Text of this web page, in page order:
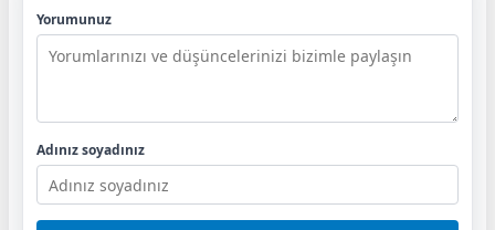
Yorumunuz
Adınız soyadınız